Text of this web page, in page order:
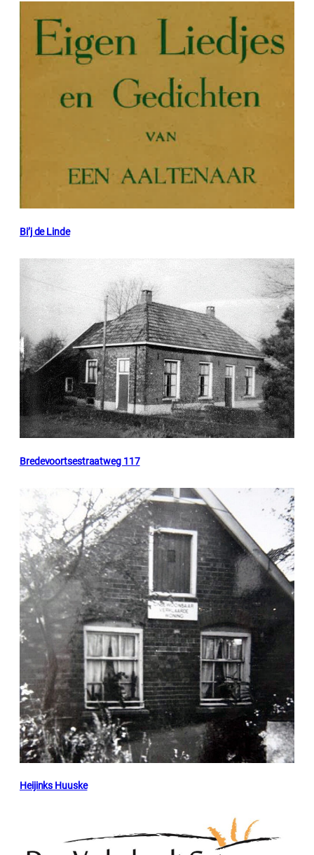
Bi’j de Linde
Bredevoortsestraatweg 117
Heijinks Huuske